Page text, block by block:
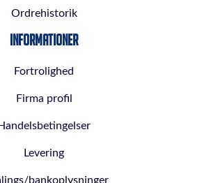
Ordrehistorik
Informationer
Fortrolighed
Firma profil
Handelsbetingelser
Levering
bankoplysninger